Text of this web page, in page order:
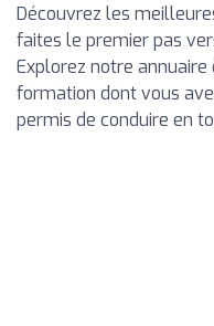
Découvrez les
faites le premier pas
Explorez notre
formation dont vous
permis de conduire en